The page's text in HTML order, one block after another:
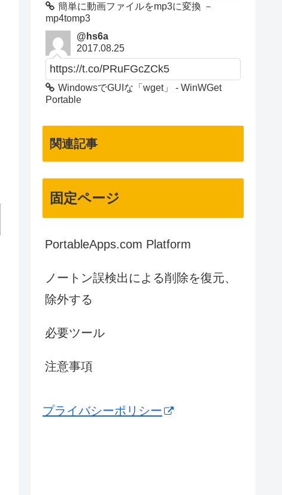
簡単に動画ファイルをmp3に変換 －
mp4tomp3
@hs6a
2017.08.25
https://t.co/PRuFGcZCk5
WindowsでGUIな「wget」 - WinWGet
Portable
関連記事
固定ページ
PortableApps.com Platform
ノートン誤検出による削除を復元、
除外する
必要ツール
注意事項
プライバシーポリシー